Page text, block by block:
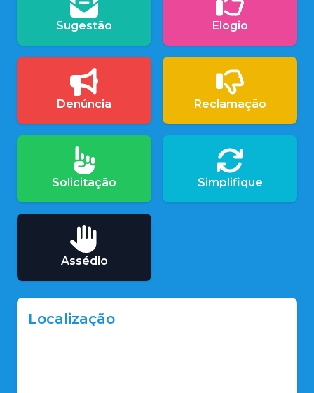
Sugestão Elogio
Denúncia Reclamação
Solicitação Simplifique
Assédio
Localização